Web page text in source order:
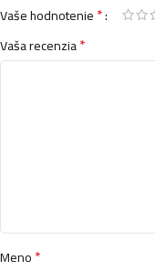
Vaše hodnotenie*
Vaša recenzia*
Meno*